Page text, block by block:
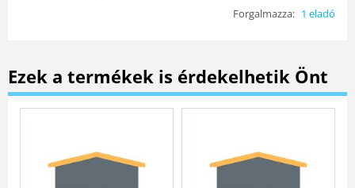
Forgalmazza: 1 eladó
Ezek a termékek is érdekelhetik Önt